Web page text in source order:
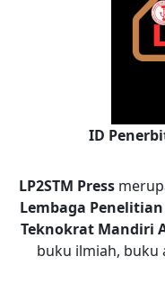
ID
LP2STM Press
Lembaga
Teknokrat Mandiri
buku ilmiah, buku